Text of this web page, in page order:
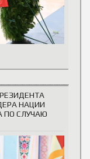
НАЦИИ
ПО СЛУЧАЮ